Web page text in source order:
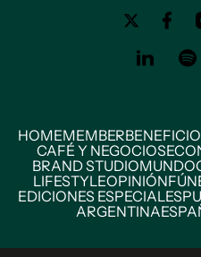
HOMEMEMBER
CAFÉ Y NEGOCIOS
BRAND STUDIOMUNDO
LIFESTYLEOPINIÓN
EDICIONES ESPECIALES
ARGENTINA